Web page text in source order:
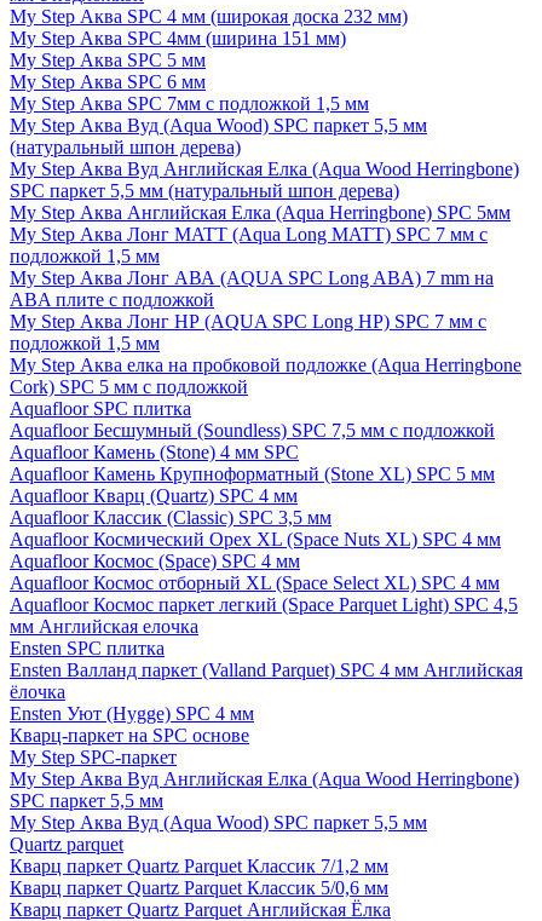
My Step Аква SPC 4 мм (широкая доска 232 мм)
My Step Аква SPC 4мм (ширина 151 мм)
My Step Аква SPC 5 мм
My Step Аква SPC 6 мм
My Step Аква SPC 7мм c подложкой 1,5 мм
My Step Аква Вуд (Aqua Wood) SPC паркет 5,5 мм
(натуральный шпон дерева)
My Step Аква Вуд Английская Елка (Aqua Wood Herringbone)
SPC паркет 5,5 мм (натуральный шпон дерева)
My Step Аква Английская Елка (Aqua Herringbone) SPC 5мм
My Step Аква Лонг MATT (Aqua Long MATT) SPC 7 мм с
подложкой 1,5 мм
My Step Аква Лонг АВА (AQUA SPC Long ABA) 7 mm на
ABA плите с подложкой
My Step Аква Лонг НР (AQUA SPC Long HP) SPC 7 мм с
подложкой 1,5 мм
My Step Аква елка на пробковой подложке (Aqua Herringbone
Cork) SPC 5 мм с подложкой
Aquafloor SPC плитка
Aquafloor Бесшумный (Soundless) SPC 7,5 мм с подложкой
Aquafloor Камень (Stone) 4 мм SPC
Aquafloor Камень Крупноформатный (Stone XL) SPC 5 мм
Aquafloor Кварц (Quartz) SPC 4 мм
Aquafloor Классик (Classic) SPC 3,5 мм
Aquafloor Космический Орех XL (Space Nuts XL) SPC 4 мм
Aquafloor Космос (Space) SPC 4 мм
Aquafloor Космос отборный XL (Space Select XL) SPC 4 мм
Aquafloor Космос паркет легкий (Space Parquet Light) SPC 4,5
мм Английская елочка
Ensten SPC плитка
Ensten Валланд паркет (Valland Parquet) SPC 4 мм Английская
ёлочка
Ensten Уют (Hygge) SPC 4 мм
Кварц-паркет на SPC основе
My Step SPC-паркет
My Step Аква Вуд Английская Елка (Aqua Wood Herringbone)
SPC паркет 5,5 мм
My Step Аква Вуд (Aqua Wood) SPC паркет 5,5 мм
Quartz parquet
Кварц паркет Quartz Parquet Классик 7/1,2 мм
Кварц паркет Quartz Parquet Классик 5/0,6 мм
Кварц паркет Quartz Parquet Английская Ёлка